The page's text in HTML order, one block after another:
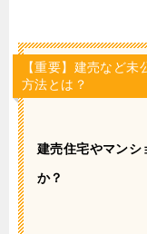
【重要】建売など
方法とは？
建売住宅やマンシ
か？